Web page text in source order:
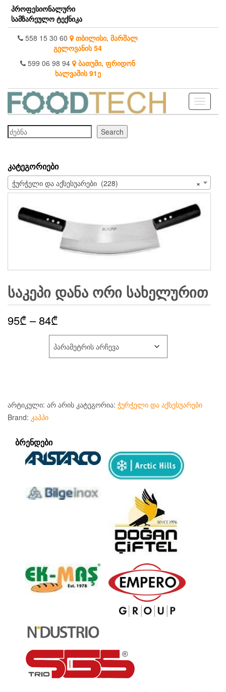
Skip
the
content
პროფესიონალური
სამზარეულო ტექნიკა
558 15 30 60 თბილისი, მარშალ
გელოვანის 54
599 06 98 94 ბათუმი, ფრიდონ
ხალვაშის 91ე
Toggle
ძებნა
Search
ᲙᲐᲢᲔᲒᲝᲠᲘᲔᲑᲘ
×
ჭურჭელი და აქსესუარები (228)
ᲡᲐᲙᲔᲞᲘ ᲓᲐᲜᲐ ᲝᲠᲘ ᲡᲐᲮᲔᲚᲣᲠᲘᲗ
95₾ –84₾
range:
95₾
84₾
არტიკული: არ არის კატეგორია: ჭურჭელი და აქსესუარები
Brand: კაპპი
ᲑᲠᲔᲜᲓᲔᲑᲘ